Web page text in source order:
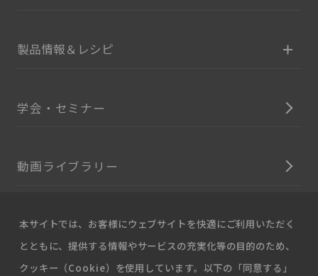
製品情報＆レシピ
学会・セミナー
動画ライブラリー
お知らせ
本サイトでは、お客様にウェブサイトを快適にご利用いただく
とともに、提供する情報やサービスの充実化等の目的のため、
クッキー（Cookie）を使用しています。以下の「同意する」